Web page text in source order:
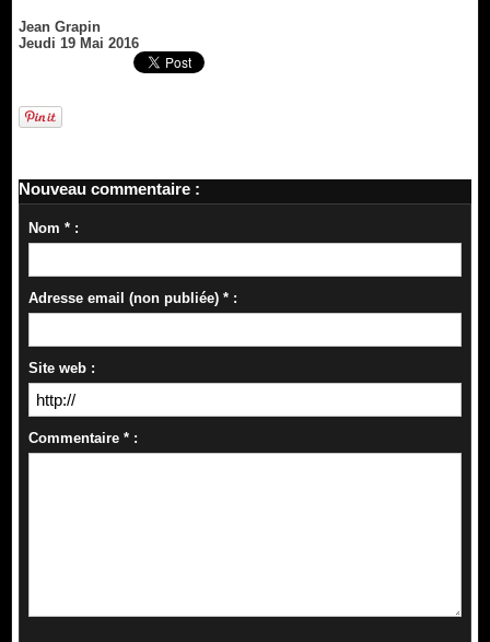
Jean Grapin
Jeudi 19 Mai 2016
Nouveau commentaire :
Nom * :
Adresse email (non publiée) * :
Site web :
Commentaire * :